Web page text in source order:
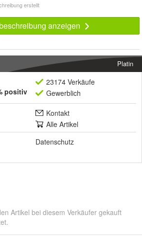
erstellt
anzeigen
Platin
positiv
23174 Verkäufe
Gewerblich
Kontakt
Alle Artikel
Datenschutz
Artikel bei diesem Verkäufer gekauft